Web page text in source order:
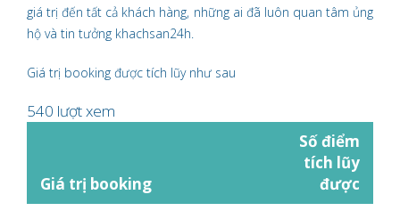
giá trị đến tất cả khách hàng, những ai đã luôn quan tâm ủng
hộ và tin tưởng khachsan24h.
Giá trị booking được tích lũy như sau
540 lượt xem
Giá trị booking
Số điểm
tích lũy
được